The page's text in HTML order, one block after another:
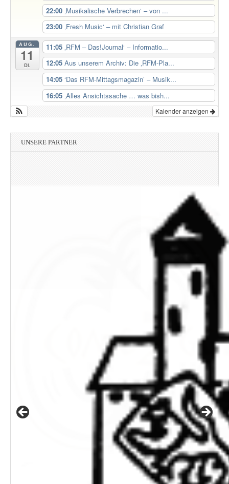
22:00 ‚Musikalische Verbrechen‘ – von ...
23:00 ‚Fresh Music‘ – mit Christian Graf
AUG.
11
Di.
11:05 ‚RFM – Das!Journal‘ – Informatio...
12:05 Aus unserem Archiv: Die ‚RFM-Pla...
14:05 ‘Das RFM-Mittagsmagazin’ – Musik...
16:05 ‚Alles Ansichtssache … was bish...
Kalender anzeigen
UNSERE PARTNER